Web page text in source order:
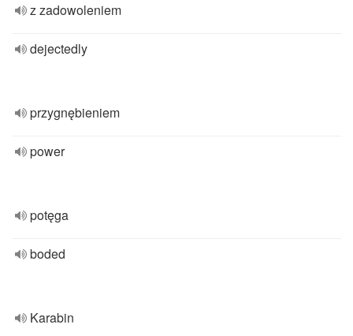
z zadowoleniem
dejectedly
przygnębieniem
power
potęga
boded
Karabin